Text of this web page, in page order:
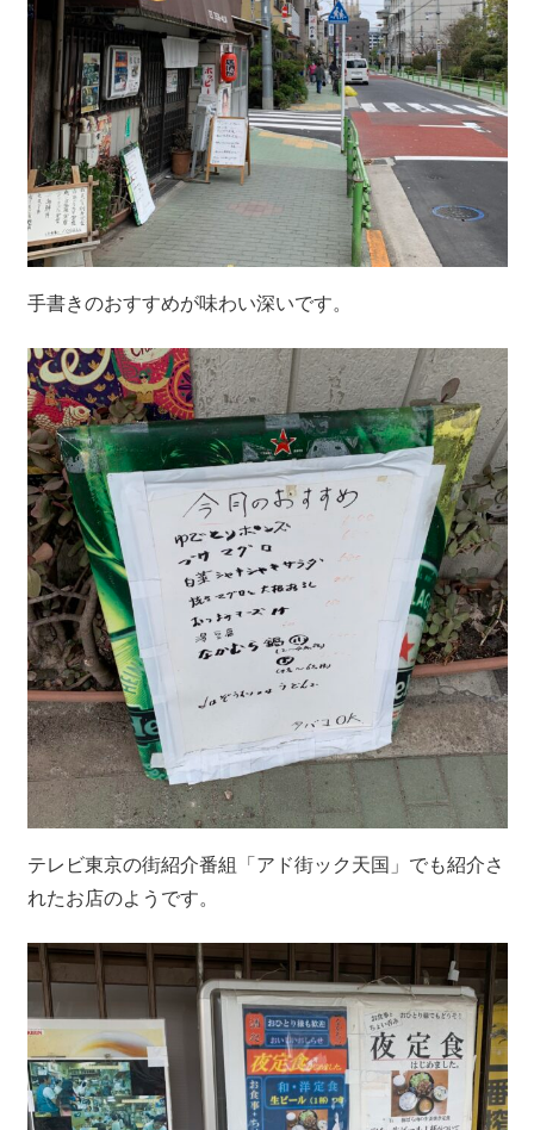
手書きのおすすめが味わい深いです。
テレビ東京の街紹介番組「アド街ック天国」でも紹介さ
れたお店のようです。